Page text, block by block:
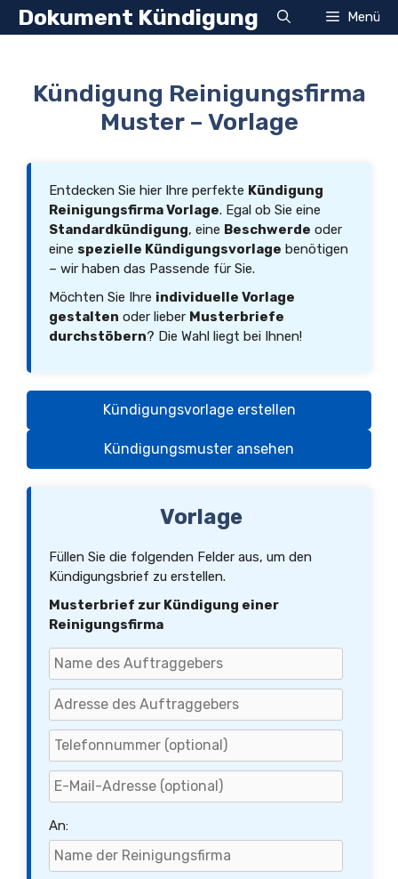
Zum
InhaltDokument Kündigung Menü
Kündigung Reinigungsfirma
Muster – Vorlage
Entdecken Sie hier Ihre perfekte Kündigung
Reinigungsfirma Vorlage. Egal ob Sie eine
Standardkündigung, eine Beschwerde oder
eine spezielle Kündigungsvorlage benötigen
– wir haben das Passende für Sie.
Möchten Sie Ihre individuelle Vorlage
gestalten oder lieber Musterbriefe
durchstöbern? Die Wahl liegt bei Ihnen!
Kündigungsvorlage erstellen
Kündigungsmuster ansehen
Vorlage
Füllen Sie die folgenden Felder aus, um den
Kündigungsbrief zu erstellen.
Musterbrief zur Kündigung einer
Reinigungsfirma
An: